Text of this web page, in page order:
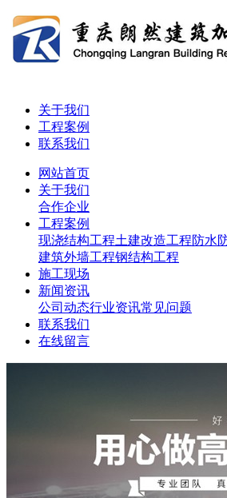
关于我们
工程案例
联系我们
网站首页
关于我们
合作企业
工程案例
现浇结构工程土建改造工程防水
建筑外墙工程钢结构工程
施工现场
新闻资讯
公司动态行业资讯常见问题
联系我们
在线留言